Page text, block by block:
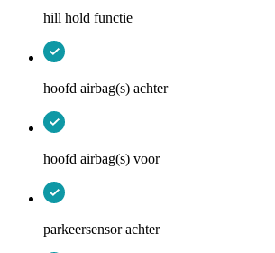
hill hold functie
hoofd airbag(s) achter
hoofd airbag(s) voor
parkeersensor achter